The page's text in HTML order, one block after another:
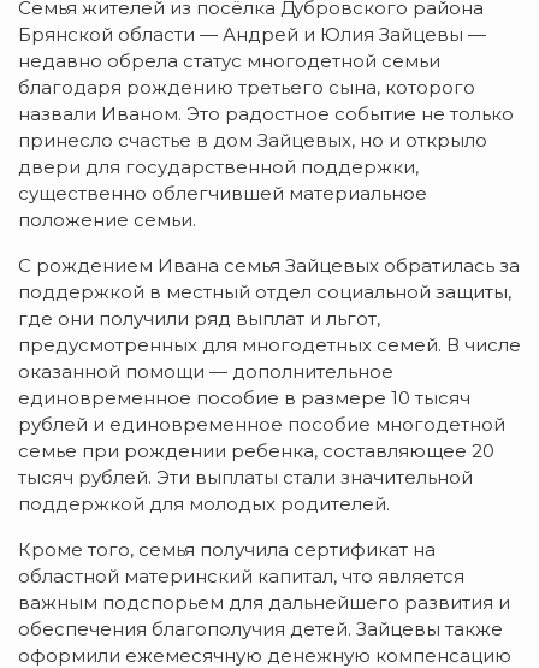
Семья жителей из посёлка Дубровского района
Брянской области — Андрей и Юлия Зайцевы —
недавно обрела статус многодетной семьи
благодаря рождению третьего сына, которого
назвали Иваном. Это радостное событие не только
принесло счастье в дом Зайцевых, но и открыло
двери для государственной поддержки,
существенно облегчившей материальное
положение семьи.
С рождением Ивана семья Зайцевых обратилась за
поддержкой в местный отдел социальной защиты,
где они получили ряд выплат и льгот,
предусмотренных для многодетных семей. В числе
оказанной помощи — дополнительное
единовременное пособие в размере 10 тысяч
рублей и единовременное пособие многодетной
семье при рождении ребенка, составляющее 20
тысяч рублей. Эти выплаты стали значительной
поддержкой для молодых родителей.
Кроме того, семья получила сертификат на
областной материнский капитал, что является
важным подспорьем для дальнейшего развития и
обеспечения благополучия детей. Зайцевы также
оформили ежемесячную денежную компенсацию